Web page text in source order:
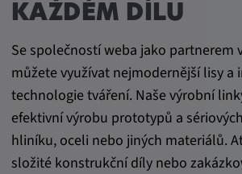
KAŽDÉM DÍLU
Se společností weba jako partnerem
můžete využívat nejmodernější lisy a
technologie tváření. Naše výrobní
efektivní výrobu prototypů a
hliníku, oceli nebo jiných materiálů.
složité konstrukční díly nebo